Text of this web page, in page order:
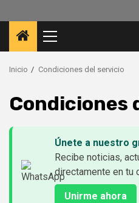
Menú
principal
Inicio Condiciones del servicio
Condiciones
Únete a nuestro
Recibe noticias,
directamente en tu
Unirme ahora